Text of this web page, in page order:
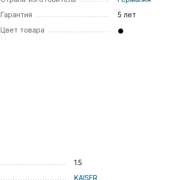
Гарантия
5 лет
Цвет товара
1.5
KAISER